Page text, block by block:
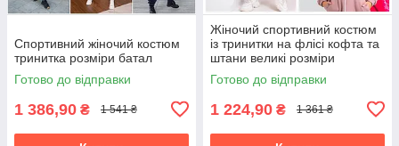
Спортивний жіночий костюм
тринитка розміри батал
Готово до відправки
1 386,90 ₴ 1 541 ₴
Жіночий спортивний костюм
із тринитки на флісі кофта та
штани великі розміри
Готово до відправки
1 224,90 ₴ 1 361 ₴